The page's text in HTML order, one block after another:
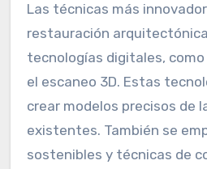
Las técnicas más
restauración
tecnologías digitales,
el escaneo 3D. Estas
crear modelos precisos de
existentes. También se
sostenibles y técnicas de